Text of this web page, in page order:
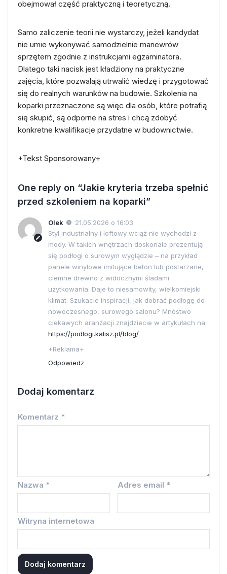
obejmował część praktyczną i teoretyczną.
Samo zaliczenie teorii nie wystarczy, jeżeli kandydat
nie umie wykonywać samodzielnie manewrów
sprzętem zgodnie z instrukcjami egzaminatora.
Dlatego taki nacisk jest kładziony na praktyczne
zajęcia, które pozwalają utrwalić wiedzę i przygotować
się do realnych warunków na budowie. Szkolenia na
koparki przeznaczone są więc dla osób, które potrafią
się skupić, są odporne na stres i chcą zdobyć
konkretne kwalifikacje przydatne w budownictwie.
+Tekst Sponsorowany+
One reply on “Jakie kryteria trzeba spełnić
przed szkoleniem na koparki”
Olek
21.05.2026 o 16:03
Styl industrialny i loftowy wciąż nie wychodzi z
mody. W takich wnętrzach doskonale prezentują
się podłogi o surowym wyglądzie – na przykład
panele winylowe imitujące beton lub postarzane,
ciemne drewno z widocznymi śladami
użytkowania. Daje to niesamowity, wielkomiejski
klimat. Szukacie inspiracji, jak dobrać podłogę do
nowoczesnego, surowego salonu? Mnóstwo
ciekawych aranżacji znajdziecie w artykułach na
https://podlogi.kalisz.pl/blog/.
+Reklama+
Odpowiedz
Dodaj komentarz
Komentarz *
Nazwa * Adres email *
Witryna internetowa